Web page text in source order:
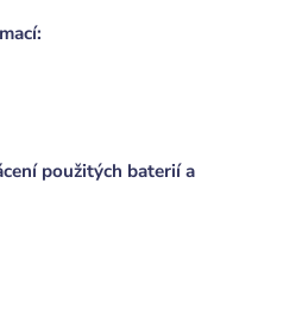
použitých baterií a